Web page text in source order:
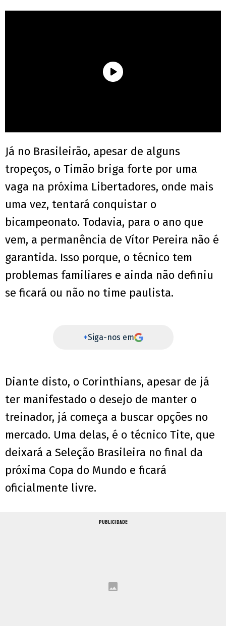
Já no Brasileirão, apesar de alguns
tropeços, o Timão briga forte por uma
vaga na próxima Libertadores, onde mais
uma vez, tentará conquistar o
bicampeonato. Todavia, para o ano que
vem, a permanência de Vítor Pereira não é
garantida. Isso porque, o técnico tem
problemas familiares e ainda não definiu
se ficará ou não no time paulista.
+Siga-nos em
Diante disto, o Corinthians, apesar de já
ter manifestado o desejo de manter o
treinador, já começa a buscar opções no
mercado. Uma delas, é o técnico Tite, que
deixará a Seleção Brasileira no final da
próxima Copa do Mundo e ficará
oficialmente livre.
PUBLICIDADE